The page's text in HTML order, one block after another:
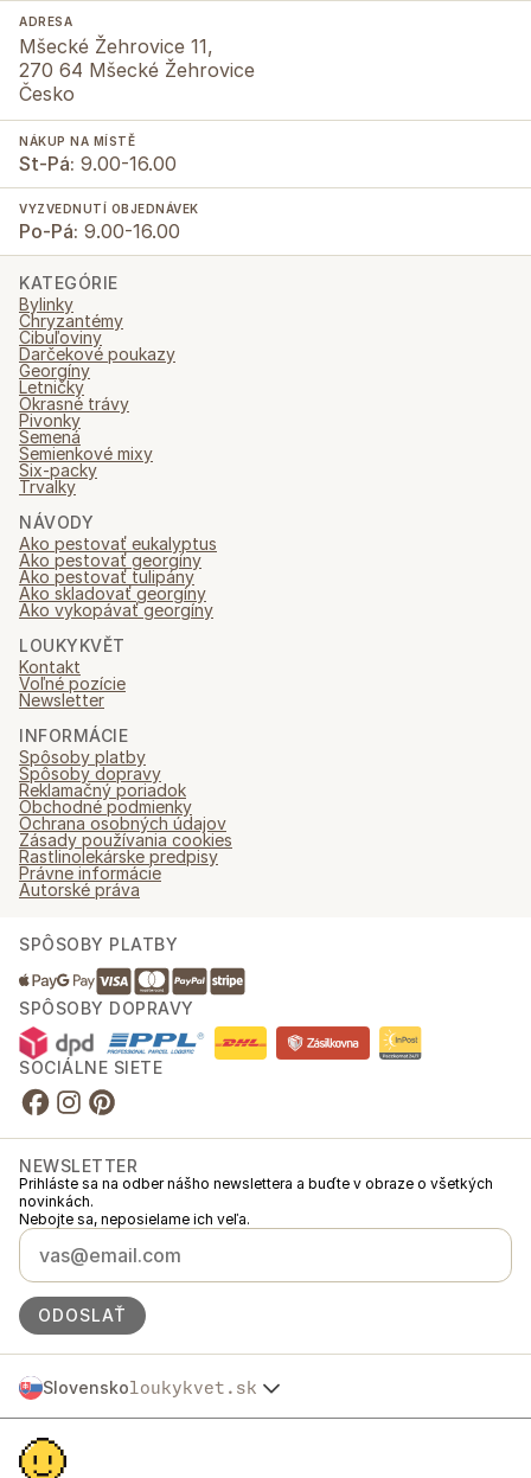
ADRESA
Mšecké Žehrovice 11,
270 64 Mšecké Žehrovice
Česko
NÁKUP NA MÍSTĚ
St-Pá: 9.00-16.00
VYZVEDNUTÍ OBJEDNÁVEK
Po-Pá: 9.00-16.00
KATEGÓRIE
Bylinky
Chryzantémy
Cibuľoviny
Darčekové poukazy
Georgíny
Letničky
Okrasné trávy
Pivonky
Semená
Semienkové mixy
Six-packy
Trvalky
NÁVODY
Ako pestovať eukalyptus
Ako pestovať georgíny
Ako pestovať tulipány
Ako skladovať georgíny
Ako vykopávať georgíny
LOUKYKVĚT
Kontakt
Voľné pozície
Newsletter
INFORMÁCIE
Spôsoby platby
Spôsoby dopravy
Reklamačný poriadok
Obchodné podmienky
Ochrana osobných údajov
Zásady používania cookies
Rastlinolekárske predpisy
Právne informácie
Autorské práva
SPÔSOBY PLATBY
SPÔSOBY DOPRAVY
SOCIÁLNE SIETE
NEWSLETTER
Prihláste sa na odber nášho newslettera a buďte v obraze o všetkých
novinkách.
Nebojte sa, neposielame ich veľa.
ODOSLAŤ
Slovenskoloukykvet.sk
Česko
Polska
Österreich
Spoločnosť Loukykvět s.r.o. je zapísaná v Obchodnom registri
Mestského súdu v Prahe, oddiel C, vložka 268616.